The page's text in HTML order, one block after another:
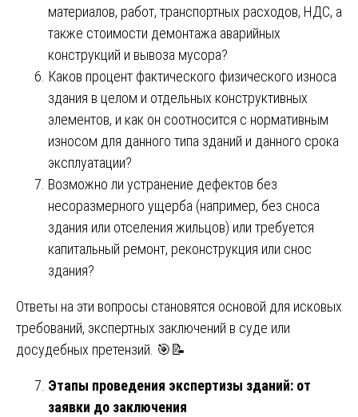
материалов, работ, транспортных расходов, НДС, а
также стоимости демонтажа аварийных
конструкций и вывоза мусора?
Каков процент фактического физического износа
здания в целом и отдельных конструктивных
элементов, и как он соотносится с нормативным
износом для данного типа зданий и данного срока
эксплуатации?
Возможно ли устранение дефектов без
несоразмерного ущерба (например, без сноса
здания или отселения жильцов) или требуется
капитальный ремонт, реконструкция или снос
здания?
Ответы на эти вопросы становятся основой для исковых
требований, экспертных заключений в суде или
досудебных претензий. 🎯📝
Этапы проведения экспертизы зданий: от
заявки до заключения